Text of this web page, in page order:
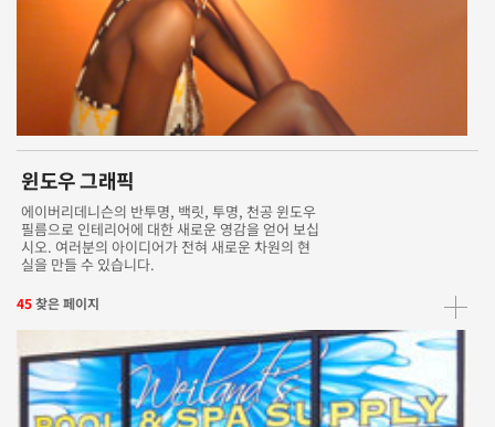
윈도우 그래픽
에이버리데니슨의 반투명, 백릿, 투명, 천공 윈도우
필름으로 인테리어에 대한 새로운 영감을 얻어 보십
시오. 여러분의 아이디어가 전혀 새로운 차원의 현
실을 만들 수 있습니다.
45찾은 페이지